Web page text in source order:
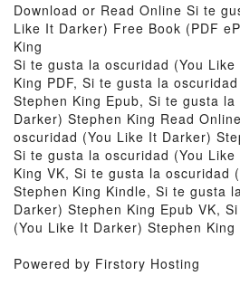
Download or Read Online Si te
Like It Darker) Free Book (PDF
King
Si te gusta la oscuridad (You
King PDF, Si te gusta la
Stephen King Epub, Si te gusta
Darker) Stephen King Read
oscuridad (You Like It Darker)
Si te gusta la oscuridad (You
King VK, Si te gusta la oscuridad
Stephen King Kindle, Si te gusta
Darker) Stephen King Epub VK,
(You Like It Darker) Stephen King
Powered by Firstory Hosting